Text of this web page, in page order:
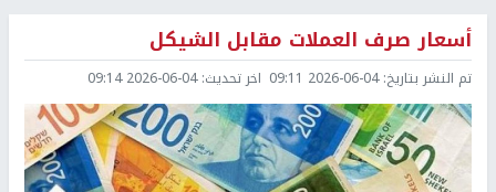
أسعار صرف العملات مقابل الشيكل
تم النشر بتاريخ:2026-06-04 09:11 اخر تحديث:2026-06-04 09:14